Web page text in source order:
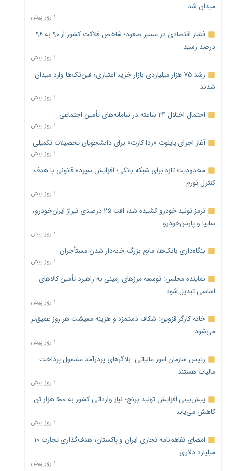
میدان شد
۱ روز پیش
فشار اقتصادی در مسیر صعود؛ شاخص فلاکت کشور از ۹۰ به ۹۶
درصد رسید
۱ روز پیش
رشد ۷۵ هزار میلیاردی بازار خرید اعتباری؛ فین‌تک‌ها وارد میدان
شدند
۱ روز پیش
احتمال اختلال ۲۴ ساعته در سامانه‌های تأمین اجتماعی
۱ روز پیش
آغاز اجرای پایلوت «ردا کارت» برای دانشجویان تحصیلات تکمیلی
۱ روز پیش
محدودیت تازه برای شبکه بانکی؛ افزایش سپرده قانونی با هدف
کنترل تورم
۱ روز پیش
ترمز تولید خودرو کشیده شد؛ افت ۲۵ درصدی تیراژ ایران‌خودرو،
سایپا و پارس‌خودرو
۱ روز پیش
بنگاه‌داری بانک‌ها؛ مانع بزرگ خانه‌دار شدن مستأجران
۱ روز پیش
نماینده مجلس: توسعه مرزهای زمینی به راهبرد تأمین کالاهای
اساسی تبدیل شود
۱ روز پیش
خانه کارگر قزوین: شکاف دستمزد و هزینه معیشت هر روز عمیق‌تر
می‌شود
۱ روز پیش
رئیس سازمان امور مالیاتی: بلاگرهای پردرآمد مشمول پرداخت
مالیات هستند
۱ روز پیش
پیش‌بینی افزایش تولید برنج؛ نیاز وارداتی کشور به ۵۰۰ هزار تن
کاهش می‌یابد
۱ روز پیش
امضای تفاهم‌نامه تجاری ایران و پاکستان؛ هدف‌گذاری تجارت ۱۰
میلیارد دلاری
۱ روز پیش